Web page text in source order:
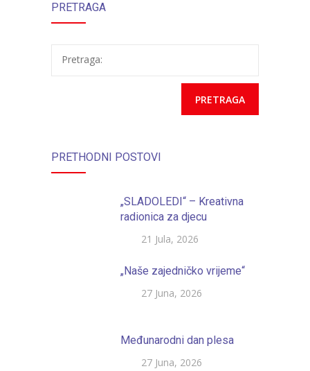
počasne plakete
PRETRAGA
Pretraga:
PRETHODNI POSTOVI
„SLADOLEDI“ – Kreativna
radionica za djecu
21 Jula, 2026
„Naše zajedničko vrijeme“
27 Juna, 2026
Međunarodni dan plesa
27 Juna, 2026